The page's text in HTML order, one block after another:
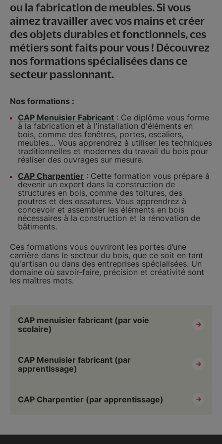
ou la fabrication de meubles. Si vous
aimez travailler avec vos mains et créer
des objets durables et fonctionnels, ces
métiers sont faits pour vous ! Découvrez
nos formations spécialisées dans ce
secteur passionnant.
Nos formations :
CAP Menuisier Fabricant : Ce diplôme vous forme
à la fabrication et à l'installation d'éléments en
bois, comme des fenêtres, portes, escaliers,
meubles… Vous apprendrez à utiliser les techniques
traditionnelles et modernes du travail du bois pour
réaliser des ouvrages sur mesure.
CAP Charpentier : Cette formation vous prépare à
devenir un expert dans la construction de
structures en bois, comme des toitures, des
poutres et des ossatures. Vous apprendrez à
concevoir et assembler les éléments en bois
nécessaires à la construction et la rénovation de
bâtiments.
Ces formations vous ouvriront les portes d’une
carrière dans le secteur du bois, que ce soit en tant
qu'artisan ou dans des entreprises spécialisées. Un
domaine où savoir-faire, précision et créativité sont
les maîtres mots.
CAP menuisier fabricant (par voie
scolaire)
CAP Menuisier fabricant (par
apprentissage)
CAP Charpentier (par apprentissage)